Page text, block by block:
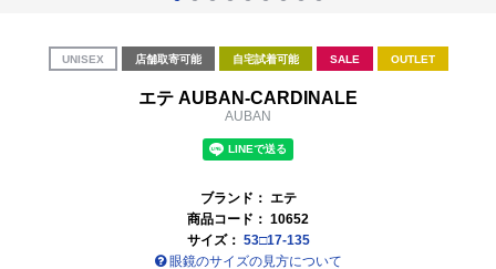
UNISEX 店舗取寄可能 自宅試着可能 SALE OUTLET
エテ AUBAN-CARDINALE
AUBAN
ブランド： エテ
商品コード： 10652
サイズ： 53□17-135
眼鏡のサイズの見方について